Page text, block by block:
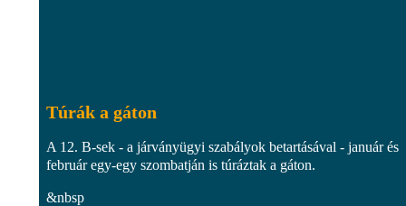
Túrák a gáton
A 12. B-sek - a járványügyi szabályok betartásával - január és
február egy-egy szombatján is túráztak a gáton.
&nbsp